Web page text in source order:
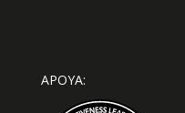
APOYA: